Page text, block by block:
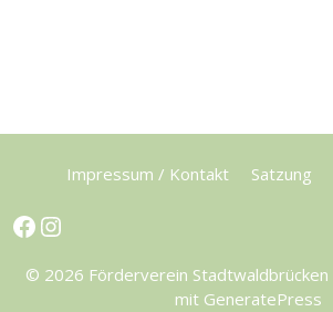
Impressum / Kontakt Satzung
Facebook
Instagram
© 2026 Förderverein Stadtwaldbrücken
mit GeneratePress